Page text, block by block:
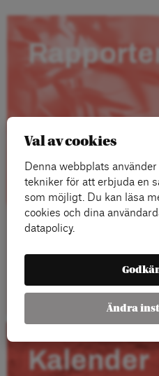
Kalender
Val av cookies
Denna webbplats
tekniker för att erbjuda en
som möjligt. Du kan läsa
cookies och dina
datapolicy.
Ändra